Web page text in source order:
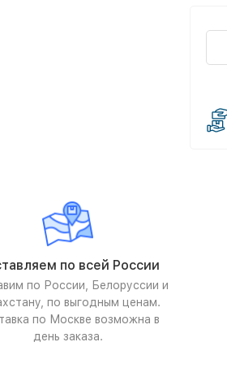
по всей России
по России, Белоруссии и
по выгодным ценам.
по Москве возможна в
день заказа.